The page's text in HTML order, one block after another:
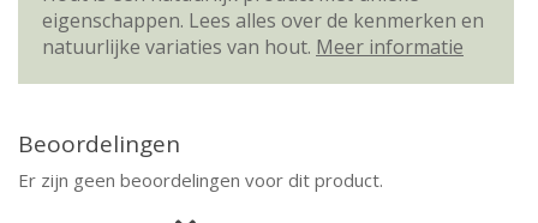
eigenschappen. Lees alles over de kenmerken en
natuurlijke variaties van hout. Meer informatie
Beoordelingen
Er zijn geen beoordelingen voor dit product.